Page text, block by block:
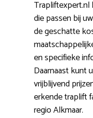
Trapliftexpert.nl
die passen bij
de geschatte
en specifieke
Daarnaast kunt
vrijblijvend
erkende traplift
regio Alkmaar.